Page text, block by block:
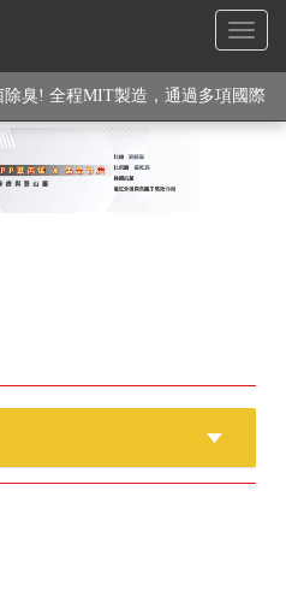
Toggle
機能貼身衣物No. 1
臭! 全程MIT製造，通過多項國際
檢驗
能量護膝! 支撐. 包覆感. 超透氣.